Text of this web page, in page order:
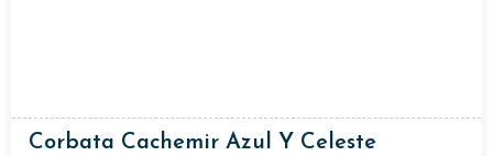
Corbata Cachemir Azul Y Celeste